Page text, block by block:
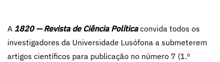
A 1820 — Revista de Ciência Políticaconvida todos os
investigadores da Universidade Lusófona a submeterem
artigos científicos para publicação no número 7 (1.º